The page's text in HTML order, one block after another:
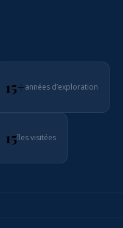
15+années d’exploration
15îles visitées